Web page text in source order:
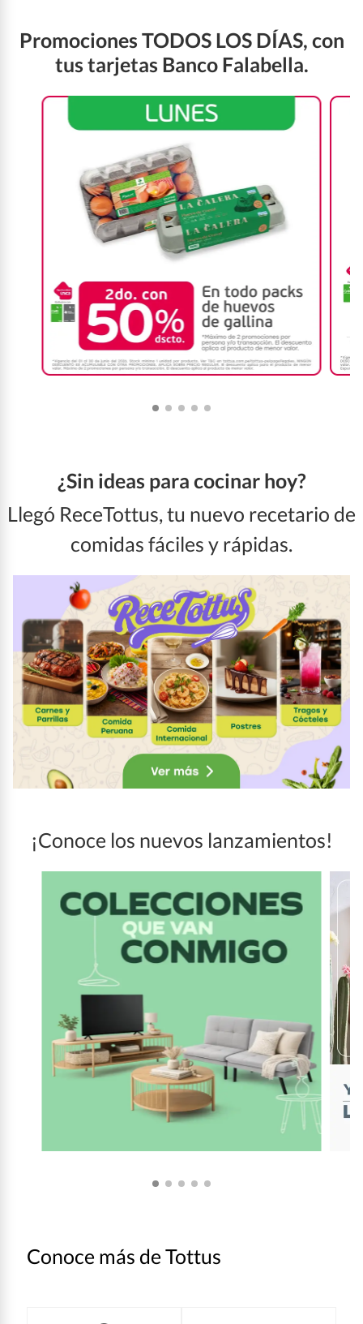
Promociones TODOS LOS DÍAS, con
tus tarjetas Banco Falabella.
¿Sin ideas para cocinar hoy?
Llegó ReceTottus, tu nuevo recetario de
comidas fáciles y rápidas.
¡Conoce los nuevos lanzamientos!
Conoce más de Tottus